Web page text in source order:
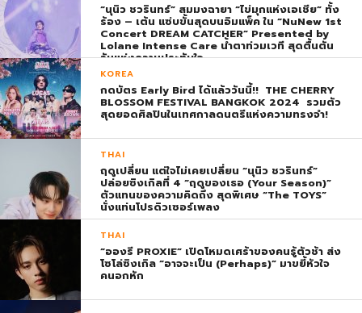
“นุนิว ชวรินทร์” สมมงฉายา “ไข่มุกแห่งเอเชีย” ทั้ง
ร้อง – เต้น แซ่บขั้นสุดบนอิมแพ็ค ใน “NuNew 1st
Concert DREAM CATCHER” Presented by
Lolane Intense Care น้ำตาท่วมเวที สุดตื้นตัน
วันแห่งความประทับใจ
KOREA
กดบัตร Early Bird ได้แล้ววันนี้!! THE CHERRY
BLOSSOM FESTIVAL BANGKOK 2024 รวมตัว
สุดยอดศิลปินในเทศกาลดนตรีแห่งความทรงจำ!
THAI
ฤดูเปลี่ยน แต่ใจไม่เคยเปลี่ยน “นุนิว ชวรินทร์”
ปล่อยซิงเกิลที่ 4 “ฤดูของเธอ (Your Season)”
ตัวแทนของความคิดถึง สุดพิเศษ “The TOYS”
นั่งแท่นโปรดิวเซอร์เพลง
THAI
“อองรี PROXIE” เปิดโหมดเศร้าของคนรู้ตัวช้า ส่ง
โซโล่ซิงเกิล “อาจจะเป็น (Perhaps)” มาขยี้หัวใจ
คนอกหัก